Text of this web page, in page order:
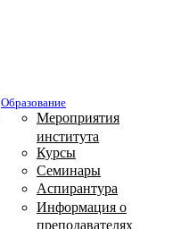
Образование
Мероприятия
института
Курсы
Семинары
Аспирантура
Информация о
преподавателях